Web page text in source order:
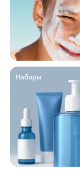
Наборы